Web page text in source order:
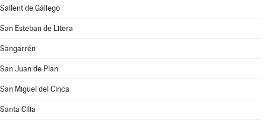
Sallent de Gállego
San Esteban de Litera
Sangarrén
San Juan de Plan
San Miguel del Cinca
Santa Cilia